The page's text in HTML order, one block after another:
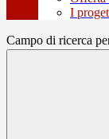
I
Campo di ricerca